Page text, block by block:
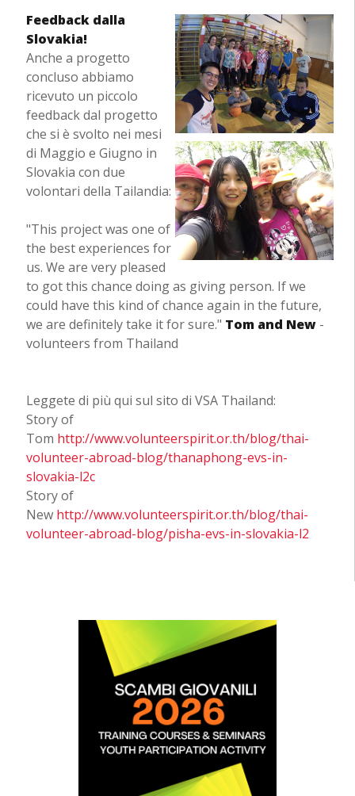
Feedback dalla
Slovakia!
Anche a progetto
concluso abbiamo
ricevuto un piccolo
feedback dal progetto
che si è svolto nei mesi
di Maggio e Giugno in
Slovakia con due
volontari della Tailandia:
"This project was one of
the best experiences for
us. We are very pleased
to got this chance doing as giving person. If we
could have this kind of chance again in the future,
we are definitely take it for sure." Tom and New-
volunteers from Thailand
Leggete di più qui sul sito di VSA Thailand:
Story of
Tom http://www.volunteerspirit.or.th/blog/thai-
volunteer-abroad-blog/thanaphong-evs-in-
slovakia-l2c
Story of
New http://www.volunteerspirit.or.th/blog/thai-
volunteer-abroad-blog/pisha-evs-in-slovakia-l2